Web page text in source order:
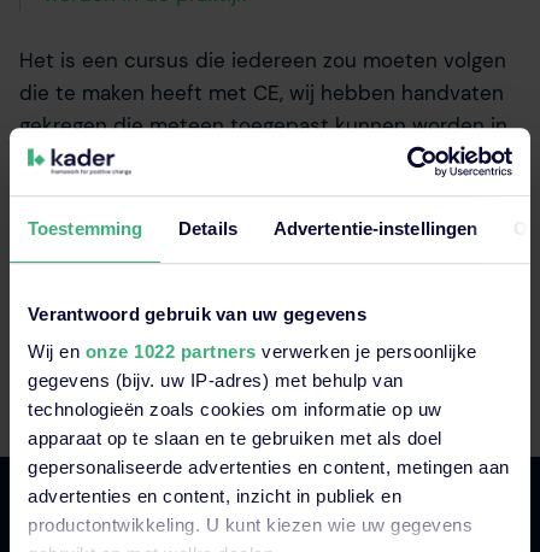
Toestemming Details Advertentie-instellingen
Verantwoord gebruik van uw gegevens
Wij en onze 1022 partners verwerken je persoonlijke
gegevens (bijv. uw IP-adres) met behulp van
technologieën zoals cookies om informatie op uw
apparaat op te slaan en te gebruiken met als doel
gepersonaliseerde advertenties en content, metingen aan
advertenties en content, inzicht in publiek en
productontwikkeling. U kunt kiezen wie uw gegevens
Het is een cursus die iedereen zou moeten volgen
die te maken heeft met CE, wij hebben handvaten
gekregen die meteen toegepast kunnen worden in
de praktijk.
Sander, Lead Engineer, Pregis